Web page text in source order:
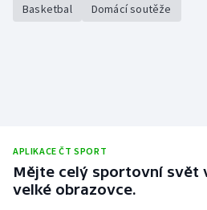
Basketbal Domácí soutěže
APLIKACE ČT SPORT
Mějte celý sportovní svět
velké obrazovce.